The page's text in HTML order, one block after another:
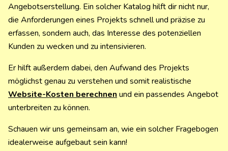
Angebotserstellung. Ein solcher Katalog hilft dir nicht nur,
die Anforderungen eines Projekts schnell und präzise zu
erfassen, sondern auch, das Interesse des potenziellen
Kunden zu wecken und zu intensivieren.
Er hilft außerdem dabei, den Aufwand des Projekts
möglichst genau zu verstehen und somit realistische
Website-Kosten berechnen und ein passendes Angebot
unterbreiten zu können.
Schauen wir uns gemeinsam an, wie ein solcher Fragebogen
idealerweise aufgebaut sein kann!